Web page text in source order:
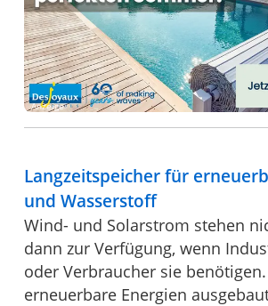
Anzeige
Langzeitspeicher für
und Wasserstoff
Wind- und Solarstrom stehen
dann zur Verfügung, wenn
oder Verbraucher sie benötigen.
erneuerbare Energien